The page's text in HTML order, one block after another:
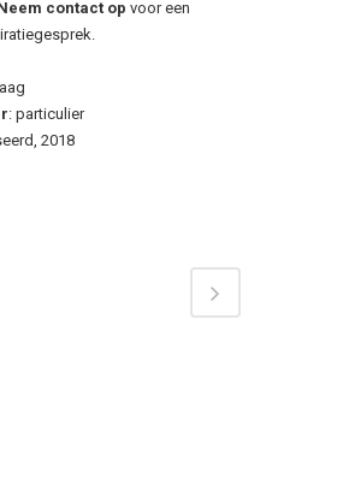
contact op voor een
: particulier
2018